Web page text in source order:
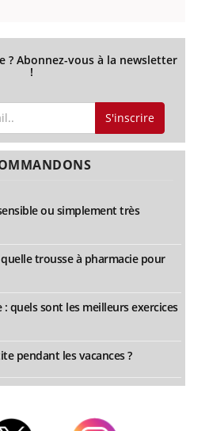
? Abonnez-vous à la newsletter
!
S'inscrire
ou simplement très
trousse à pharmacie pour
quels sont les meilleurs exercices
pendant les vacances ?